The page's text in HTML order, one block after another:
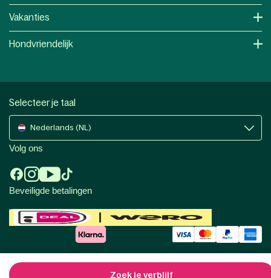
Zoek je verblijf
Vakanties
Hondvriendelijk
Selecteer je taal
Nederlands (NL)
Volg ons
Beveiligde betalingen